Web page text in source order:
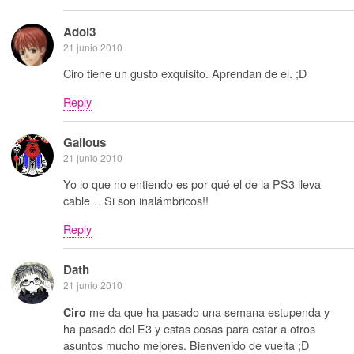
Adol3
21 junio 2010
Ciro tiene un gusto exquisito. Aprendan de él. ;D
Reply
Galious
21 junio 2010
Yo lo que no entiendo es por qué el de la PS3 lleva
cable… Si son inalámbricos!!
Reply
Dath
21 junio 2010
Ciro me da que ha pasado una semana estupenda y
ha pasado del E3 y estas cosas para estar a otros
asuntos mucho mejores. Bienvenido de vuelta ;D